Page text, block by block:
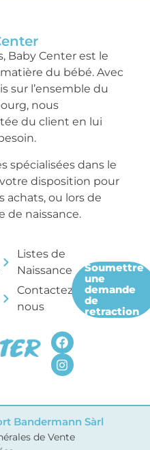
Baby Center est le
du bébé. Avec
sur l’ensemble du
nous
du client en lui
spécialisées dans le
disposition pour
achats, ou lors de
de naissance.
Listes de
Naissance
Contactez-
nous
Soumettre
une
demande
de
retraction
Bandermann Sàrl
de Vente